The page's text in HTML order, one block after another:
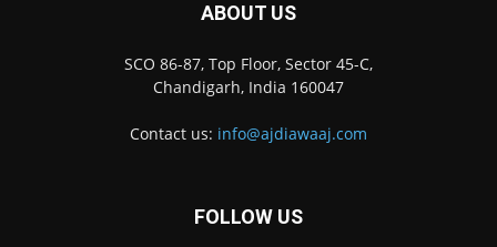
ABOUT US
SCO 86-87, Top Floor, Sector 45-C,
Chandigarh, India 160047
Contact us: info@ajdiawaaj.com
FOLLOW US